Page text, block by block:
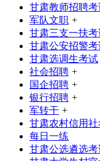
甘肃教师招聘考
军队文职 +
甘肃三支一扶考
甘肃公安招警考
甘肃选调生考试
社会招聘 +
国企招聘 +
银行招聘 +
军转干 +
甘肃农村信用
每日一练
甘肃公选遴选考